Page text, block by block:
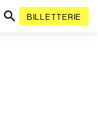
BILLETTERIE